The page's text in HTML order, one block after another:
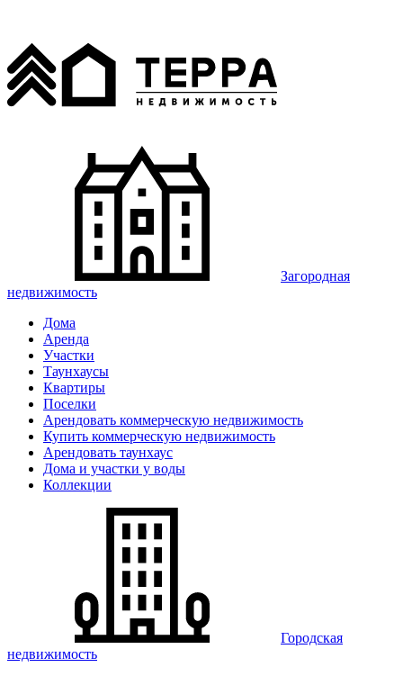
Загородная
недвижимость
Дома
Аренда
Участки
Таунхаусы
Квартиры
Поселки
Арендовать коммерческую недвижимость
Купить коммерческую недвижимость
Арендовать таунхаус
Дома и участки у воды
Коллекции
Городская
недвижимость